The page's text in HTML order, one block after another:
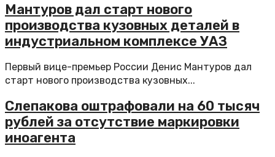
Мантуров дал старт нового
производства кузовных деталей в
индустриальном комплексе УАЗ
Первый вице-премьер России Денис Мантуров дал
старт нового производства кузовных...
Слепакова оштрафовали на 60 тысяч
рублей за отсутствие маркировки
иноагента